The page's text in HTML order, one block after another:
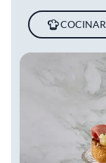
COCINAR